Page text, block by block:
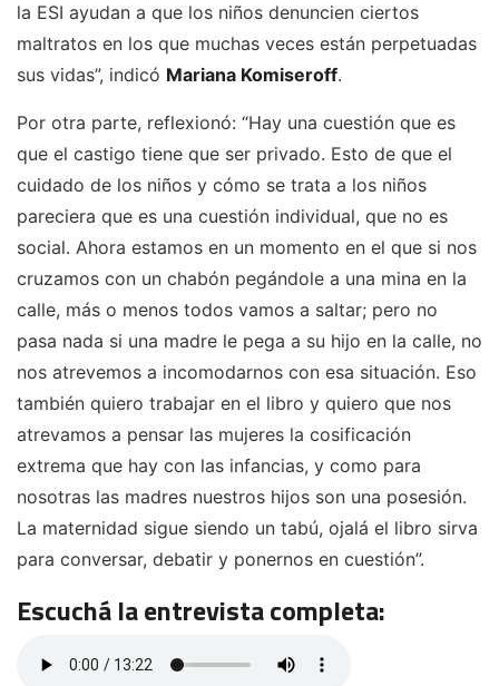
la ESI ayudan a que los niños denuncien ciertos
maltratos en los que muchas veces están perpetuadas
sus vidas”, indicó Mariana Komiseroff.
Por otra parte, reflexionó: “Hay una cuestión que es
que el castigo tiene que ser privado. Esto de que el
cuidado de los niños y cómo se trata a los niños
pareciera que es una cuestión individual, que no es
social. Ahora estamos en un momento en el que si nos
cruzamos con un chabón pegándole a una mina en la
calle, más o menos todos vamos a saltar; pero no
pasa nada si una madre le pega a su hijo en la calle, no
nos atrevemos a incomodarnos con esa situación. Eso
también quiero trabajar en el libro y quiero que nos
atrevamos a pensar las mujeres la cosificación
extrema que hay con las infancias, y como para
nosotras las madres nuestros hijos son una posesión.
La maternidad sigue siendo un tabú, ojalá el libro sirva
para conversar, debatir y ponernos en cuestión”.
Escuchá la entrevista completa: